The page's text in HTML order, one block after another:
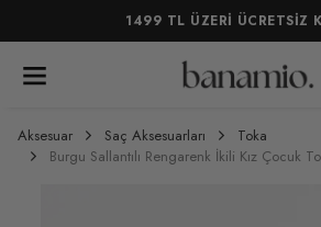
1499 TL ÜZERİ ÜCRETSİZ
Aksesuar Saç Aksesuarları
Toka
Burgu Sallantılı Rengarenk İkili Kız Çocuk